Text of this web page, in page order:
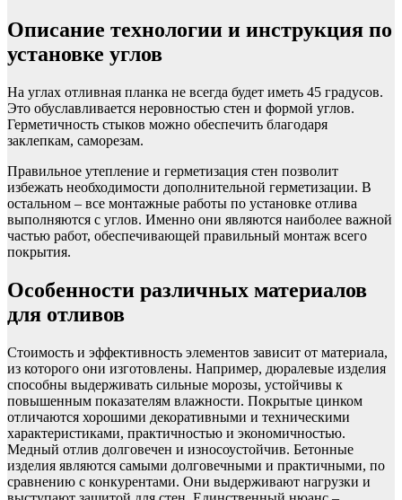
Описание технологии и инструкция по
установке углов
На углах отливная планка не всегда будет иметь 45 градусов.
Это обуславливается неровностью стен и формой углов.
Герметичность стыков можно обеспечить благодаря
заклепкам, саморезам.
Правильное утепление и герметизация стен позволит
избежать необходимости дополнительной герметизации. В
остальном – все монтажные работы по установке отлива
выполняются с углов. Именно они являются наиболее важной
частью работ, обеспечивающей правильный монтаж всего
покрытия.
Особенности различных материалов
для отливов
Стоимость и эффективность элементов зависит от материала,
из которого они изготовлены. Например, дюралевые изделия
способны выдерживать сильные морозы, устойчивы к
повышенным показателям влажности. Покрытые цинком
отличаются хорошими декоративными и техническими
характеристиками, практичностью и экономичностью.
Медный отлив долговечен и износоустойчив. Бетонные
изделия являются самыми долговечными и практичными, по
сравнению с конкурентами. Они выдерживают нагрузки и